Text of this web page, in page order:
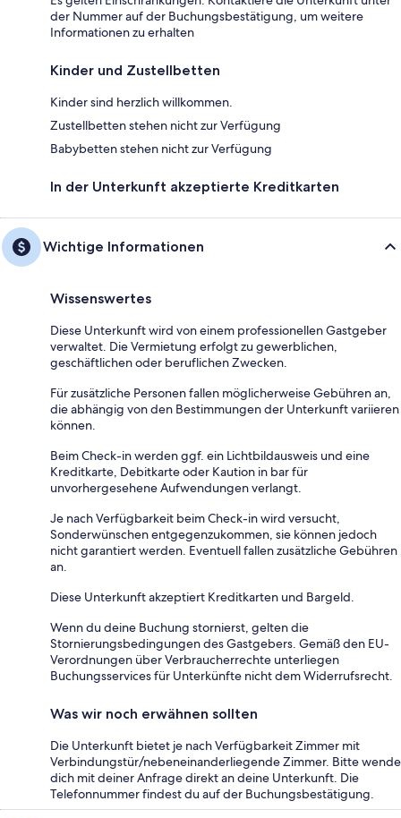
der Nummer auf der Buchungsbestätigung, um weitere
Informationen zu erhalten
Kinder und Zustellbetten
Kinder sind herzlich willkommen.
Zustellbetten stehen nicht zur Verfügung
Babybetten stehen nicht zur Verfügung
In der Unterkunft akzeptierte Kreditkarten
Wichtige Informationen
Wissenswertes
Diese Unterkunft wird von einem professionellen Gastgeber
verwaltet. Die Vermietung erfolgt zu gewerblichen,
geschäftlichen oder beruflichen Zwecken.
Für zusätzliche Personen fallen möglicherweise Gebühren an,
die abhängig von den Bestimmungen der Unterkunft variieren
können.
Beim Check-in werden ggf. ein Lichtbildausweis und eine
Kreditkarte, Debitkarte oder Kaution in bar für
unvorhergesehene Aufwendungen verlangt.
Je nach Verfügbarkeit beim Check-in wird versucht,
Sonderwünschen entgegenzukommen, sie können jedoch
nicht garantiert werden. Eventuell fallen zusätzliche Gebühren
an.
Diese Unterkunft akzeptiert Kreditkarten und Bargeld.
Wenn du deine Buchung stornierst, gelten die
Stornierungsbedingungen des Gastgebers. Gemäß den EU-
Verordnungen über Verbraucherrechte unterliegen
Buchungsservices für Unterkünfte nicht dem Widerrufsrecht.
Was wir noch erwähnen sollten
Die Unterkunft bietet je nach Verfügbarkeit Zimmer mit
Verbindungstür/nebeneinanderliegende Zimmer. Bitte wende
dich mit deiner Anfrage direkt an deine Unterkunft. Die
Telefonnummer findest du auf der Buchungsbestätigung.